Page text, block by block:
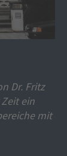
Dr. Fritz
ein
mit